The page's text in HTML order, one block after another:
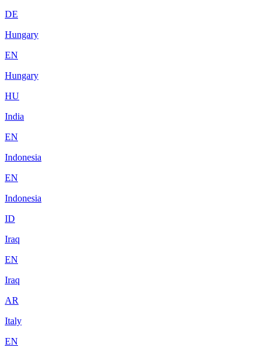
DE
Hungary
EN
Hungary
HU
India
EN
Indonesia
EN
Indonesia
ID
Iraq
EN
Iraq
AR
Italy
EN